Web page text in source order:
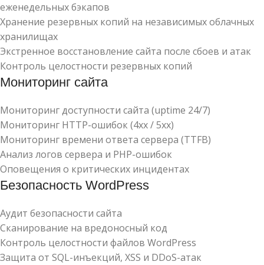
еженедельных бэкапов
Хранение резервных копий на независимых облачных
хранилищах
Экстренное восстановление сайта после сбоев и атак
Контроль целостности резервных копий
Мониторинг сайта
Мониторинг доступности сайта (uptime 24/7)
Мониторинг HTTP-ошибок (4xx / 5xx)
Мониторинг времени ответа сервера (TTFB)
Анализ логов сервера и PHP-ошибок
Оповещения о критических инцидентах
Безопасность WordPress
Аудит безопасности сайта
Сканирование на вредоносный код
Контроль целостности файлов WordPress
Защита от SQL-инъекций, XSS и DDoS-атак